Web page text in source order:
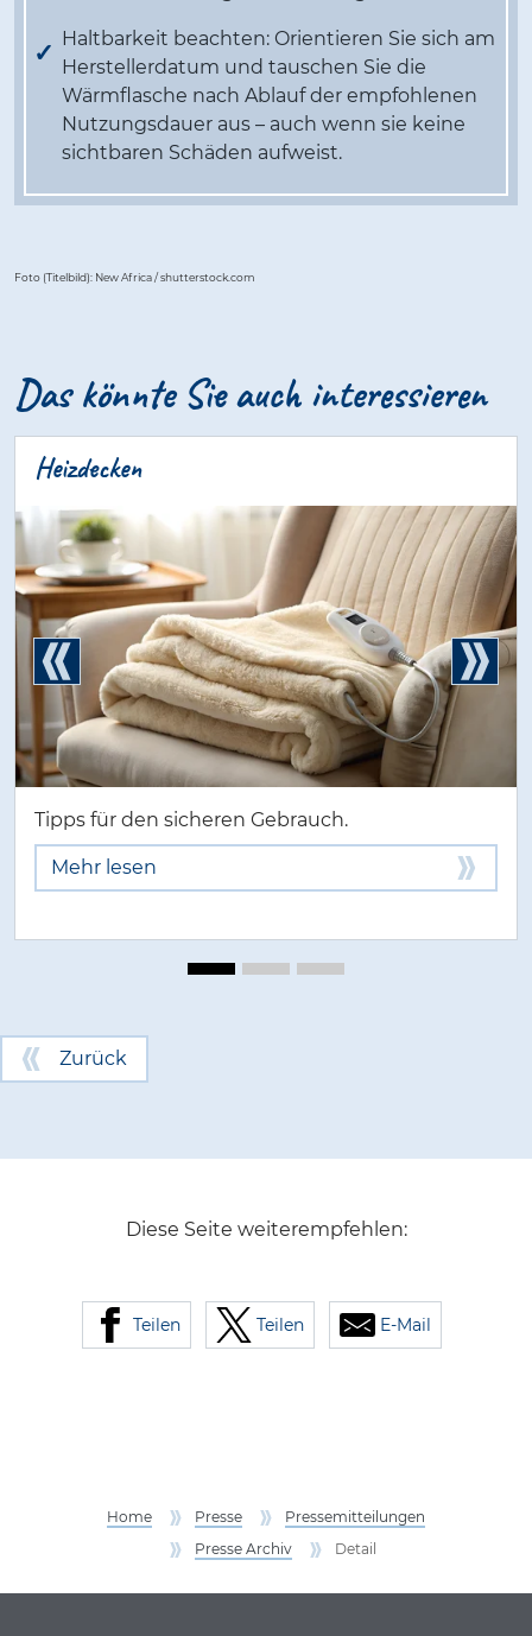
Haltbarkeit beachten: Orientieren Sie sich am
Herstellerdatum und tauschen Sie die
Wärmflasche nach Ablauf der empfohlenen
Nutzungsdauer aus – auch wenn sie keine
sichtbaren Schäden aufweist.
Foto (Titelbild): New Africa / shutterstock.com
Das könnte Sie auch interessieren
Heizdecken
Tipps für den sicheren Gebrauch.
Mehr lesen
Zurück
Diese Seite weiterempfehlen:
Teilen Teilen E-Mail
Home Presse
Pressemitteilungen
Presse Archiv
Detail
Service Informationen